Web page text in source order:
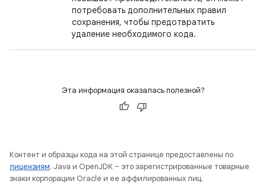
потребовать дополнительных правил
сохранения, чтобы предотвратить
удаление необходимого кода.
Эта информация оказалась полезной?
Контент и образцы кода на этой странице предоставлены по
лицензиям. Java и OpenJDK – это зарегистрированные товарные
знаки корпорации Oracle и ее аффилированных лиц.